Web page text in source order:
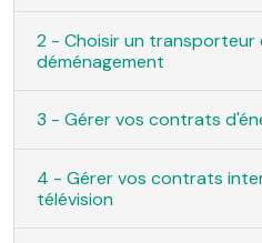
2 - Choisir un transporteur
déménagement
3 - Gérer vos contrats
4 - Gérer vos contrats
télévision